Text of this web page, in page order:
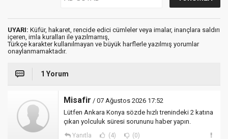
UYARI: Küfür, hakaret, rencide edici cümleler veya imalar, inançlara saldırı
içeren, imla kuralları ile yazılmamış,
Türkçe karakter kullanılmayan ve büyük harflerle yazılmış yorumlar
onaylanmamaktadır.
1 Yorum
Misafir / 07 Ağustos 2026 17:52
Lütfen Ankara Konya sözde hızlı trenindeki 2 katına
çıkan yolculuk süresi sorununu haber yapın.
Yanıtla (4) (0)